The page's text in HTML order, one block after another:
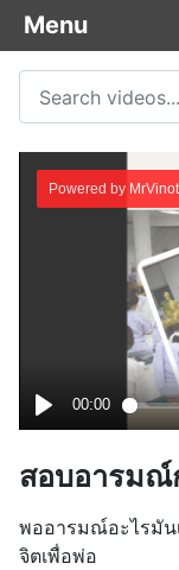
Menu
สอบอารมณ์
พออารมณ์อะไรมั
จิตเพื่อพ่อ